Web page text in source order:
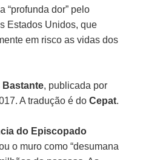
“profunda dor” pelo
Estados Unidos, que
em risco as vidas dos
Bastante, publicada por
A tradução é doCepat.
do Episcopado
o muro como “desumana